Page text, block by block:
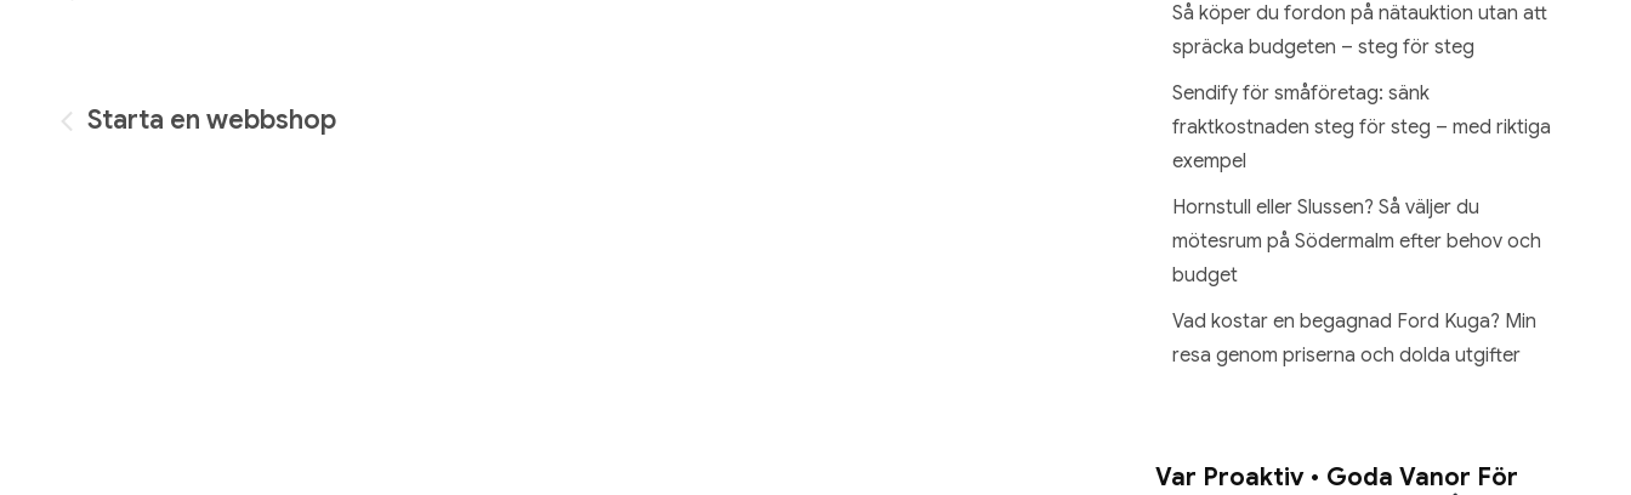
Inläggsnavigering
Starta en webbshop
Så köper du fordon på nätauktion utan att
spräcka budgeten – steg för steg
Sendify för småföretag: sänk
fraktkostnaden steg för steg – med riktiga
exempel
Hornstull eller Slussen? Så väljer du
mötesrum på Södermalm efter behov och
budget
Vad kostar en begagnad Ford Kuga? Min
resa genom priserna och dolda utgifter
Var Proaktiv • Goda Vanor För